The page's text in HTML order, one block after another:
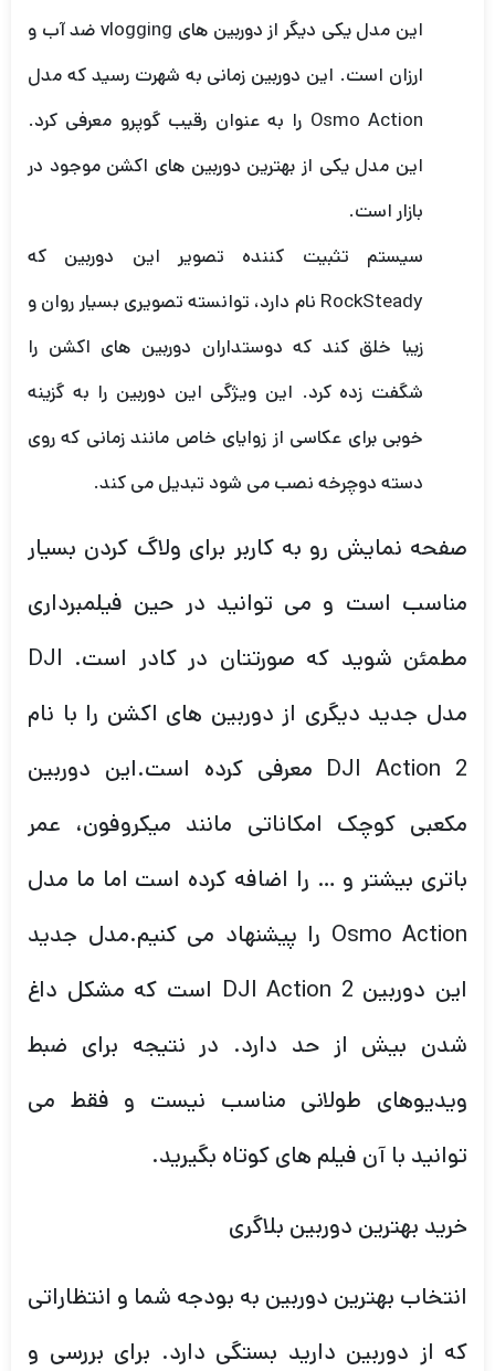
این مدل یکی دیگر از دوربین های vlogging ضد آب و
ارزان است. این دوربین زمانی به شهرت رسید که مدل
Osmo Action را به عنوان رقیب گوپرو معرفی کرد.
این مدل یکی از بهترین دوربین های اکشن موجود در
بازار است.
سیستم تثبیت کننده تصویر این دوربین که
RockSteady نام دارد، توانسته تصویری بسیار روان و
زیبا خلق کند که دوستداران دوربین های اکشن را
شگفت زده کرد. این ویژگی این دوربین را به گزینه
خوبی برای عکاسی از زوایای خاص مانند زمانی که روی
دسته دوچرخه نصب می شود تبدیل می کند.
صفحه نمایش رو به کاربر برای ولاگ کردن بسیار
مناسب است و می توانید در حین فیلمبرداری
مطمئن شوید که صورتتان در کادر است. DJI
مدل جدید دیگری از دوربین های اکشن را با نام
DJI Action 2 معرفی کرده است.این دوربین
مکعبی کوچک امکاناتی مانند میکروفون، عمر
باتری بیشتر و … را اضافه کرده است اما ما مدل
Osmo Action را پیشنهاد می کنیم.مدل جدید
این دوربین DJI Action 2 است که مشکل داغ
شدن بیش از حد دارد. در نتیجه برای ضبط
ویدیوهای طولانی مناسب نیست و فقط می
توانید با آن فیلم های کوتاه بگیرید.
خرید بهترین دوربین بلاگری
انتخاب بهترین دوربین به بودجه شما و انتظاراتی
که از دوربین دارید بستگی دارد. برای بررسی و